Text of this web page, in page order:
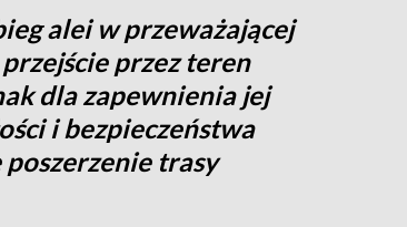
alei w przeważającej
przez teren
dla zapewnienia jej
i bezpieczeństwa
trasy